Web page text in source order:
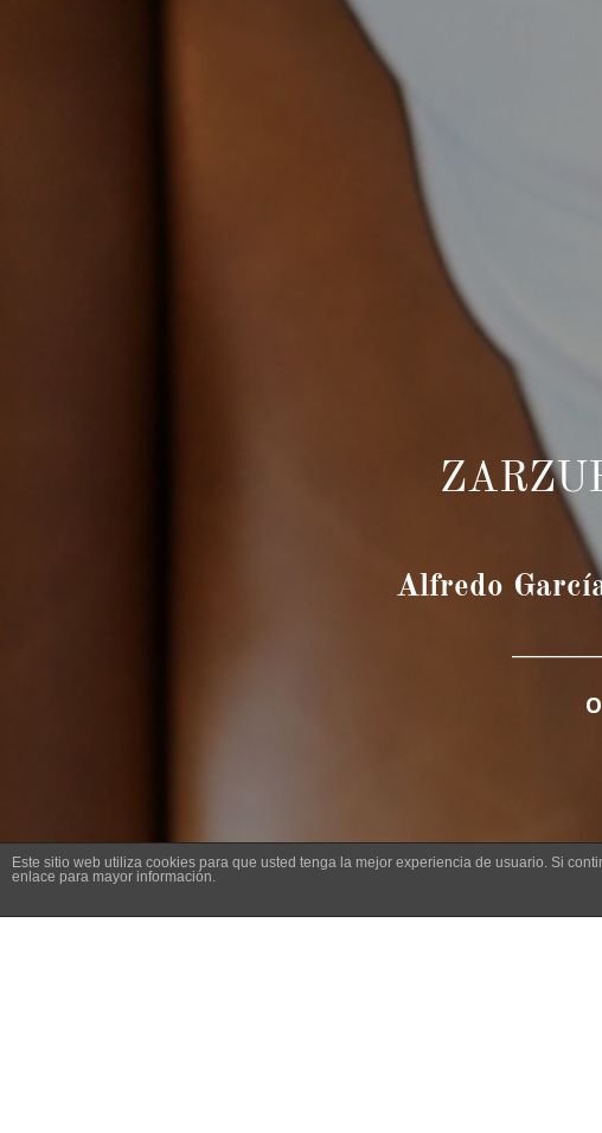
Alfredo
Este sitio web utiliza cookies para que usted tenga la mejor experiencia de usuario. Si
enlace para mayor información.